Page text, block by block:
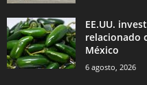
EE.UU.
relacionado
México
6 agosto, 2026